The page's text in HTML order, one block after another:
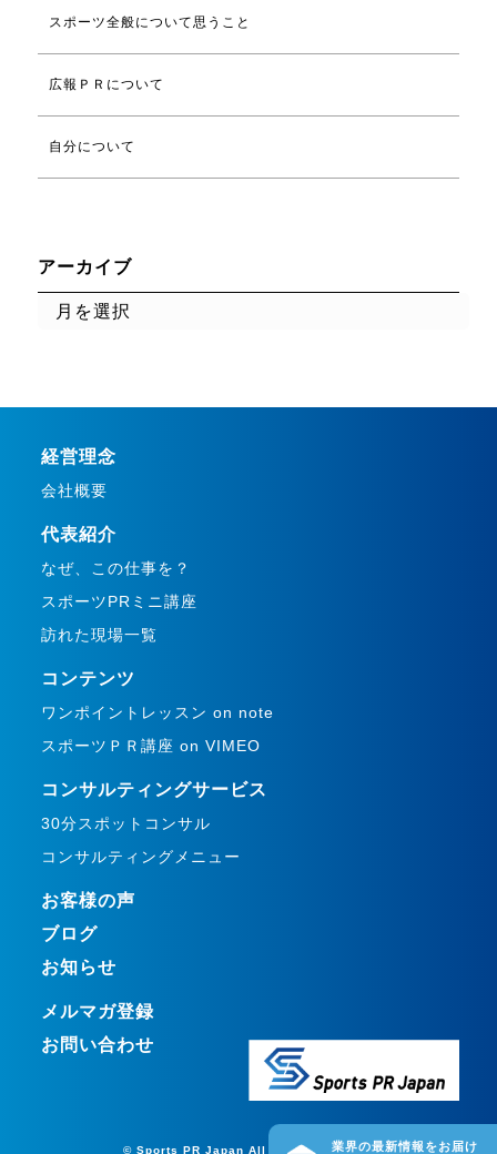
スポーツ全般について思うこと
広報ＰＲについて
自分について
アーカイブ
経営理念
会社概要
代表紹介
なぜ、この仕事を？
スポーツPRミニ講座
訪れた現場一覧
コンテンツ
ワンポイントレッスン on note
スポーツＰＲ講座 on VIMEO
コンサルティングサービス
30分スポットコンサル
コンサルティングメニュー
お客様の声
ブログ
お知らせ
メルマガ登録
お問い合わせ
© Sports PR Japan All rights reserved.業界の最新情報をお届け